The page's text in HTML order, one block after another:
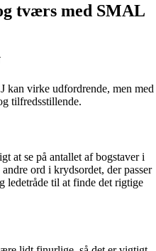
tværs med SMAL
virke udfordrende, men med
tilfredsstillende.
at se på antallet af bogstaver i
ord i krydsordet, der passer
ledetråde til at finde det rigtige